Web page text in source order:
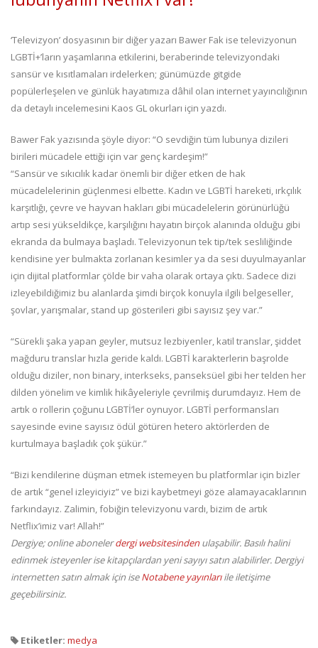
‘Televizyon’ dosyasının bir diğer yazarı Bawer Fak ise televizyonun
LGBTİ+’ların yaşamlarına etkilerini, beraberinde televizyondaki
sansür ve kısıtlamaları irdelerken; günümüzde gitgide
popülerleşelen ve günlük hayatımıza dâhil olan internet yayıncılığının
da detaylı incelemesini Kaos GL okurları için yazdı.
Bawer Fak yazısında şöyle diyor: “O sevdiğin tüm lubunya dizileri
birileri mücadele ettiği için var genç kardeşim!”
“Sansür ve sıkıcılık kadar önemli bir diğer etken de hak
mücadelelerinin güçlenmesi elbette. Kadın ve LGBTİ hareketi, ırkçılık
karşıtlığı, çevre ve hayvan hakları gibi mücadelelerin görünürlüğü
artıp sesi yükseldikçe, karşılığını hayatın birçok alanında olduğu gibi
ekranda da bulmaya başladı. Televizyonun tek tip/tek sesliliğinde
kendisine yer bulmakta zorlanan kesimler ya da sesi duyulmayanlar
için dijital platformlar çölde bir vaha olarak ortaya çıktı. Sadece dizi
izleyebildiğimiz bu alanlarda şimdi birçok konuyla ilgili belgeseller,
şovlar, yarışmalar, stand up gösterileri gibi sayısız şey var.”
“Sürekli şaka yapan geyler, mutsuz lezbiyenler, katil translar, şiddet
mağduru translar hızla geride kaldı. LGBTİ karakterlerin başrolde
olduğu diziler, non binary, interkseks, panseksüel gibi her telden her
dilden yönelim ve kimlik hikâyeleriyle çevrilmiş durumdayız. Hem de
artık o rollerin çoğunu LGBTİ’ler oynuyor. LGBTİ performansları
sayesinde evine sayısız ödül götüren hetero aktörlerden de
kurtulmaya başladık çok şükür.”
“Bizi kendilerine düşman etmek istemeyen bu platformlar için bizler
de artık “genel izleyiciyiz” ve bizi kaybetmeyi göze alamayacaklarının
farkındayız. Zalimin, fobiğin televizyonu vardı, bizim de artık
Netflix’imiz var! Allah!”
Dergiye; online abonelerdergi websitesindenulaşabilir. Basılı halini
edinmek isteyenler ise kitapçılardan yeni sayıyı satın alabilirler. Dergiyi
internetten satın almak için iseNotabene yayınlarıile iletişime
geçebilirsiniz.
Etiketler: medya